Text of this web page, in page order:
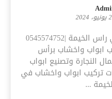
تركيب ابواب واخشاب في راس الخيمة |0545574752
ابواب واخشاب برأس
النجارة وتصنيع ابواب
تركيب ابواب واخشاب في
...